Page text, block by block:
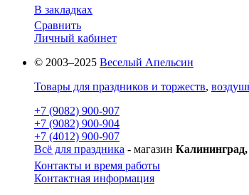
В закладках
Сравнить
Личный кабинет
© 2003–2025 Веселый Апельсин
Товары для праздников и торжеств,
+7 (9082) 900-907
+7 (9082) 900-904
+7 (4012) 900-907
Всё для праздника - магазин
Контакты и время работы
Контактная информация